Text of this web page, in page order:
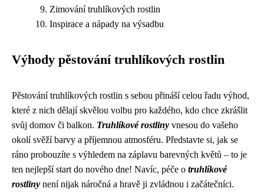
Zimování truhlíkových rostlin
Inspirace a nápady na výsadbu
Výhody pěstování truhlíkových rostlin
Pěstování truhlíkových rostlin s sebou přináší celou řadu výhod,
které z nich dělají skvělou volbu pro každého, kdo chce zkrášlit
svůj domov či balkon. Truhlíkové rostliny vnesou do vašeho
okolí svěží barvy a příjemnou atmosféru. Představte si, jak se
ráno probouzíte s výhledem na záplavu barevných květů – to je
ten nejlepší start do nového dne! Navíc, péče o truhlíkové
rostliny není nijak náročná a hravě ji zvládnou i začátečníci.